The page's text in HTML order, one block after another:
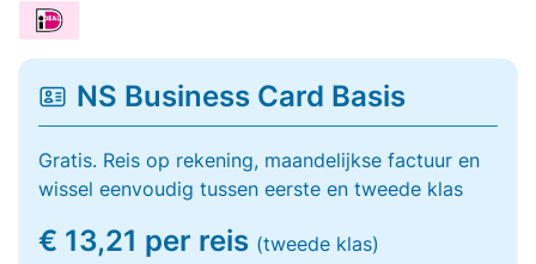
NS Business Card Basis
Gratis. Reis op rekening, maandelijkse factuur en
wissel eenvoudig tussen eerste en tweede klas
€ 13,21 per reis (tweede klas)